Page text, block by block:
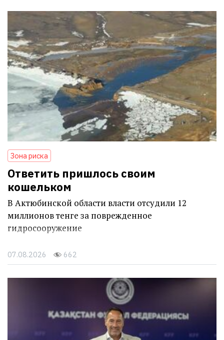
Зона риска
Ответить пришлось своим
кошельком
В Актюбинской области власти отсудили 12
миллионов тенге за поврежденное
гидросооружение
07.08.2026 662